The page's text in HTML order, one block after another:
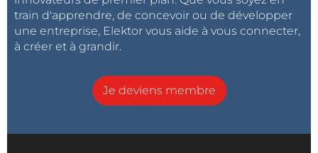
train d'apprendre, de concevoir ou de développer
une entreprise, Elektor vous aide à vous connecter,
à créer et à grandir.
Je deviens membre